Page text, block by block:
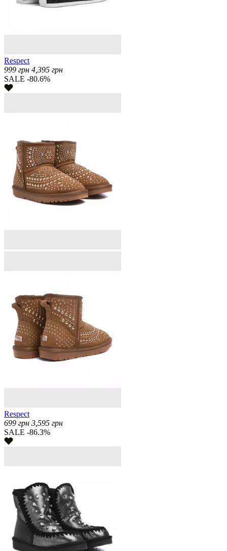
Respect
999 грн 4,395 грн
SALE -80.6%
Respect
699 грн 3,595 грн
SALE -86.3%